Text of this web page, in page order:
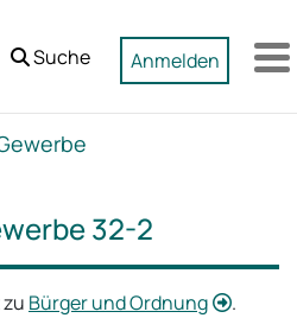
Suche Anmelden
32-2
Bürger und Ordnung .